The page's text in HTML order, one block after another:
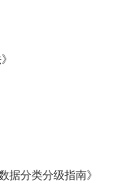
据分类分级指南》